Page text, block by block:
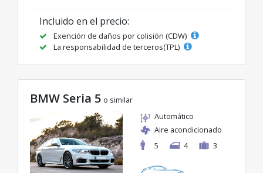
Incluido en el precio:
Exención de daños por colisión (CDW)
La responsabilidad de terceros(TPL)
BMW Seria 5 o similar
Automático
Aire acondicionado
5
4 3